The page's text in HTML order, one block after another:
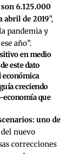
6.125.000
abril de 2019”,
pandemia y
año”.
en medio
este dato
creciendo
economía que
uno de
nuevo
correcciones